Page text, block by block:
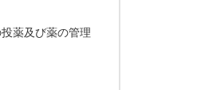
薬及び薬の管理